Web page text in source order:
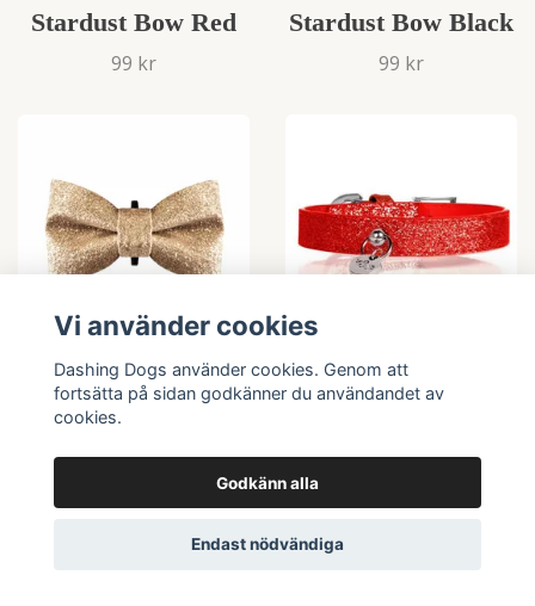
Stardust Bow Red
99 kr
Stardust Bow Black
99 kr
Till produkten
Stardust Bow Gold
Flera val
Hundhalsband,
Vi använder cookies
Dashing Dogs använder cookies. Genom att
fortsätta på sidan godkänner du användandet av
cookies.
Godkänn alla
Endast nödvändiga